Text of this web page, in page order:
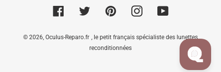
FacebookTwitter PinterestInstagramYouTube
© 2026, Oculus-Reparo.fr , le petit français spécialiste des lunettes
reconditionnées